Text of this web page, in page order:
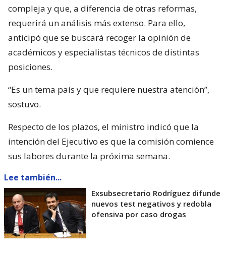
compleja y que, a diferencia de otras reformas,
requerirá un análisis más extenso. Para ello,
anticipó que se buscará recoger la opinión de
académicos y especialistas técnicos de distintas
posiciones.
“Es un tema país y que requiere nuestra atención”,
sostuvo.
Respecto de los plazos, el ministro indicó que la
intención del Ejecutivo es que la comisión comience
sus labores durante la próxima semana.
Lee también...
Exsubsecretario Rodríguez difunde
nuevos test negativos y redobla
ofensiva por caso drogas